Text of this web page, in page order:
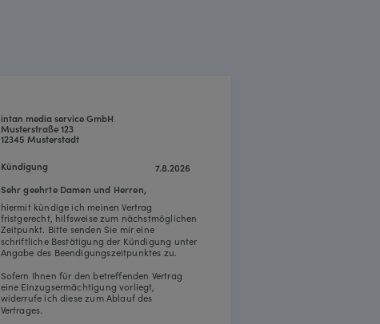
7.8.2026
intan media service GmbH
Musterstraße 123
12345 Musterstadt
hiermit kündige ich meinen Vertrag
fristgerecht, hilfsweise zum nächstmöglichen
Zeitpunkt. Bitte senden Sie mir eine
schriftliche Bestätigung der Kündigung unter
Angabe des Beendigungszeitpunktes zu.
Sofern Ihnen für den betreffenden Vertrag
eine Einzugsermächtigung vorliegt,
widerrufe ich diese zum Ablauf des
Vertrages.
Sehr geehrte Damen und Herren,
Kündigung